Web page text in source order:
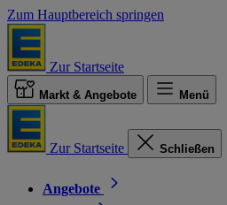
Zum Hauptbereich springen
Zur Startseite
Markt & Angebote Menü
Zur Startseite Schließen
Angebote